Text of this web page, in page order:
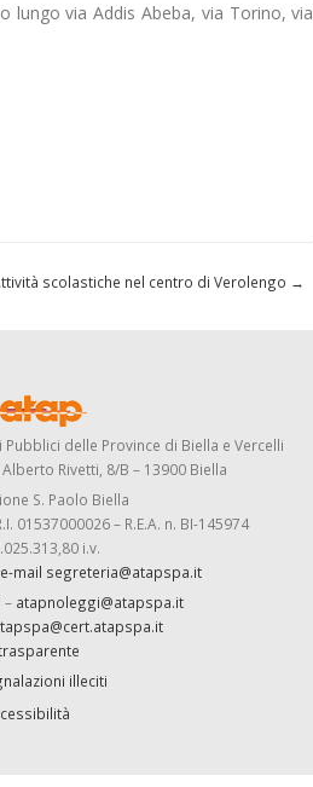
lungo via Addis Abeba, via Torino, via
scolastiche nel centro di Verolengo →
delle Province di Biella e Vercelli
Rivetti, 8/B – 13900 Biella
S. Paolo Biella
01537000026 – R.E.A. n. BI-145974
i.v.
e-mail segreteria@atapspa.it
– atapnoleggi@atapspa.it
illeciti